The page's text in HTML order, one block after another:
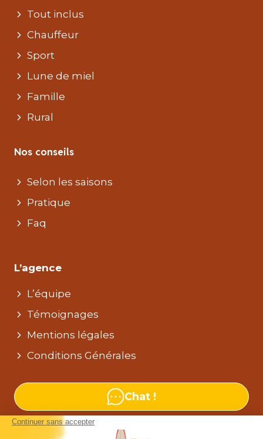
Tout inclus
Chauffeur
Sport
Lune de miel
Famille
Rural
Nos conseils
Selon les saisons
Pratique
Faq
L’agence
L’équipe
Témoignages
Mentions légales
Conditions Générales
Chat !